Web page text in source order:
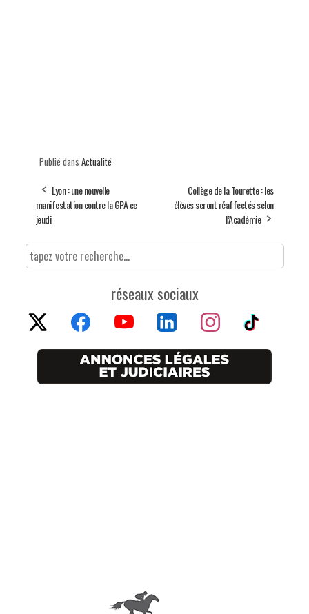
Publié dans Actualité
Lyon : une nouvelle
manifestation contre la GPA ce
jeudi
Collège de la Tourette : les
élèves seront réaffectés selon
l’Académie
réseaux sociaux